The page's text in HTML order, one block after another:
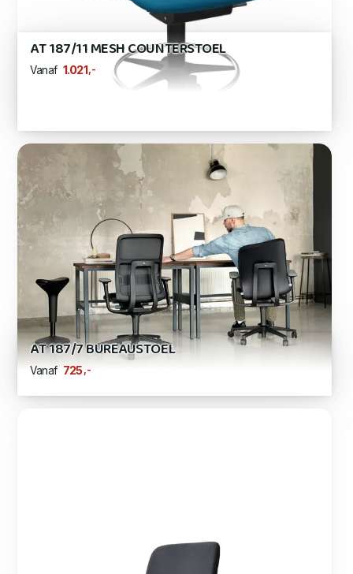
AT 187/11 MESH COUNTERSTOEL
Vanaf 1.021 ,-
AT 187/7 BUREAUSTOEL
Vanaf 725 ,-